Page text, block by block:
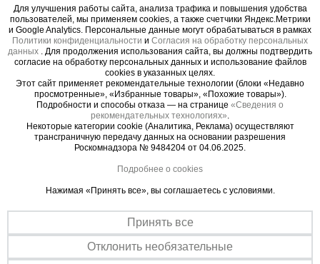
Шкворень изготавливается из арматуры Ст45.
Простая сборка
Максимально простой процесс сборки существенно экономит
время при формировании опалубочной конструкции.
Для улучшения работы сайта, анализа трафика и повышения удобства
пользователей, мы применяем cookies, а также счетчики Яндекс.Метрики
и Google Analytics. Персональные данные могут обрабатываться в рамках
Политики конфиденциальности и Согласия на обработку персональных
данных . Для продолжения использования сайта, вы должны подтвердить
согласие на обработку персональных данных и использование файлов
cookies в указанных целях.
Этот сайт применяет рекомендательные технологии (блоки «Недавно
просмотренные», «Избранные товары», «Похожие товары»).
Подробности и способы отказа — на странице «Сведения о
рекомендательных технологиях».
Некоторые категории cookie (Аналитика, Реклама) осуществляют
трансграничную передачу данных на основании разрешения
Роскомнадзора № 9484204 от 04.06.2025.
Подробнее о cookies
Нажимая «Принять все», вы соглашаетесь с условиями.
Принять все
Отклонить необязательные